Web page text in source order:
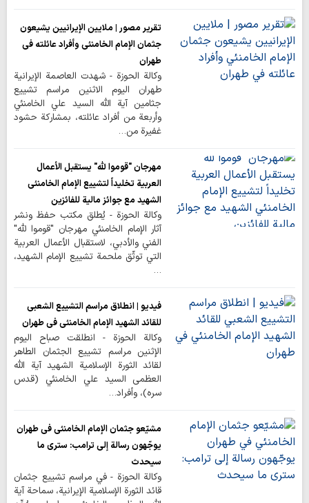
تقرير مصور | ملايين الإيرانيين يشيعون
جثمان الإمام الخامنئي وأفراد عائلته في
طهران
وكالة الحوزة - شهدت العاصمة الإيرانية
طهران اليوم الاثنين مراسم تشييع
جثامين آية الله السيد علي الخامنئي
وأربعة من أفراد عائلته، بمشاركة حشود
غفيرة من…
مهرجان "قوموا لله" يستقبل الأعمال
العربية تخليداً لتشييع الإمام الخامنئي
الشهيد مع جوائز مالية للفائزين
وكالة الحوزة - يُطلق مكتب حفظ ونشر
آثار الإمام الخامنئي مهرجان "قوموا لله"
الفني والأدبي، لاستقبال الأعمال العربية
التي توثّق ملحمة تشييع الإمام الشهيد،
…
فيديو | انطلاق مراسم التشييع الشعبي
للقائد الشهيد الإمام الخامنئي في طهران
وكالة الحوزة - انطلقت صباح اليوم
الإثنين مراسم تشييع الجثمان الطاهر
لقائد الثورة الإسلامية الشهيد آية الله
العظمى السيد علي الخامنئي (قدس
سره)، وأفراد…
مشيّعو جثمان الإمام الخامنئي في طهران
يوجّهون رسالة إلى ترامب: ستری ما
سيحدث
وكالة الحوزة - في مراسم تشييع جثمان
قائد الثورة الإسلامية الإيرانية، سماحة آية